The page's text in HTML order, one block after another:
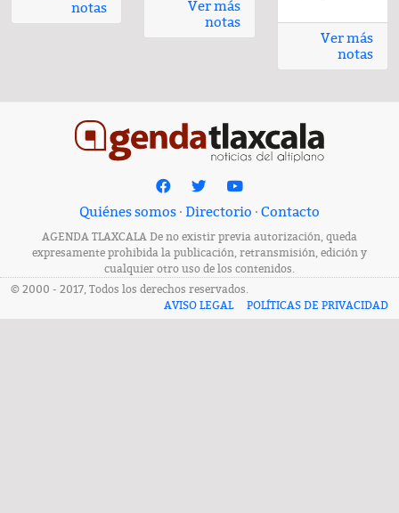
notas
Ver más
notas
Ver más
notas
Quiénes somos · Directorio · Contacto
AGENDA TLAXCALA De no existir previa autorización, queda
expresamente prohibida la publicación, retransmisión, edición y
cualquier otro uso de los contenidos.
© 2000 - 2017, Todos los derechos reservados.
AVISO LEGAL
POLÍTICAS DE PRIVACIDAD